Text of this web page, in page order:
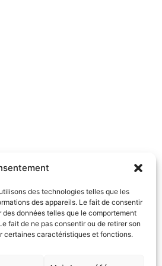
des technologies telles que les
des appareils. Le fait de consentir
données telles que le comportement
fait de ne pas consentir ou de retirer son
certaines caractéristiques et fonctions.